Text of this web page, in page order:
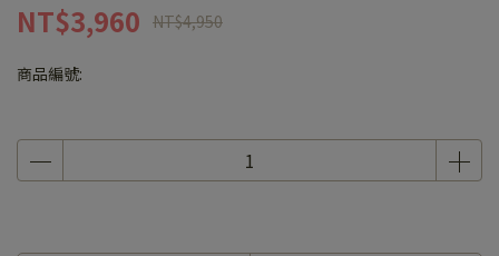
NT$3,960 NT$4,950
商品編號: